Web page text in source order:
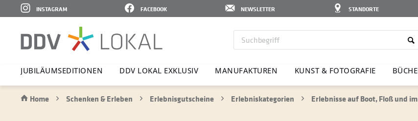
STANDORTE
NEWSLETTER
FACEBOOK
INSTAGRAM
JUBI­LÄ­UMS­E­DI­TIONEN DDV LOKAL EXKLUSIV MANU­FAK­TUREN KUNST & FOTO­GRAFIE
Home Schenken & Erleben Erlebnisgutscheine Erlebniskategorien Erlebnisse auf Boot, Floß und